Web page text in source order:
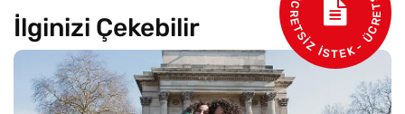
İlginizi Çekebilir